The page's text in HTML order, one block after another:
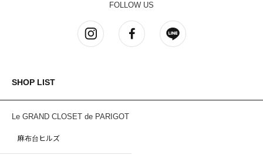
FOLLOW US
SHOP LIST
Le GRAND CLOSET de PARIGOT
麻布台ヒルズ